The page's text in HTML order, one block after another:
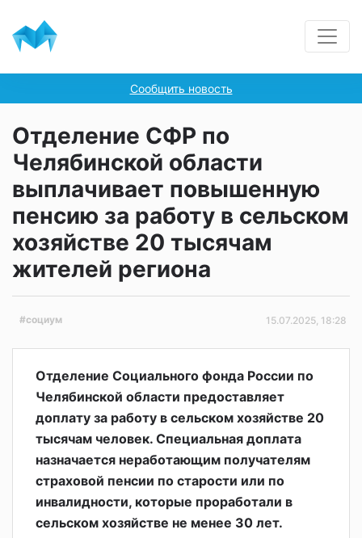
Сообщить новость
Отделение СФР по
Челябинской области
выплачивает повышенную
пенсию за работу в сельском
хозяйстве 20 тысячам
жителей региона
#социум 15.07.2025, 18:28
Отделение Социального фонда России по
Челябинской области предоставляет
доплату за работу в сельском хозяйстве 20
тысячам человек. Специальная доплата
назначается неработающим получателям
страховой пенсии по старости или по
инвалидности, которые проработали в
сельском хозяйстве не менее 30 лет.